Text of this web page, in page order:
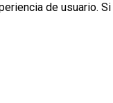
de usuario.